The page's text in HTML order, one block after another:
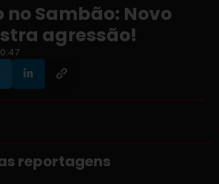
no Sambão: Novo
agressão!
reportagens